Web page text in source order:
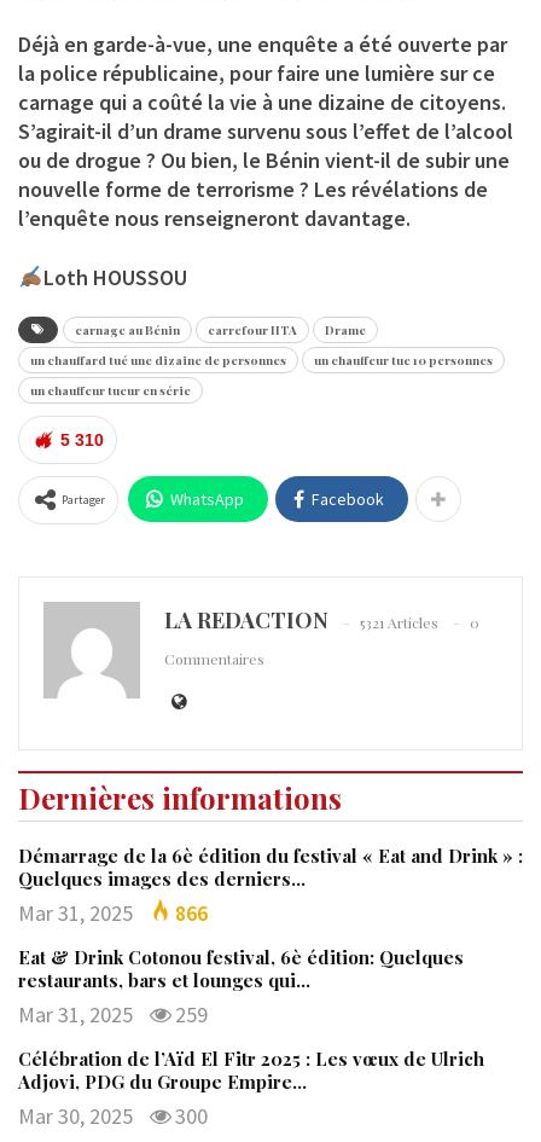
Déjà en garde-à-vue, une enquête a été ouverte par
la police républicaine, pour faire une lumière sur ce
carnage qui a coûté la vie à une dizaine de citoyens.
S’agirait-il d’un drame survenu sous l’effet de l’alcool
ou de drogue ? Ou bien, le Bénin vient-il de subir une
nouvelle forme de terrorisme ? Les révélations de
l’enquête nous renseigneront davantage.
Loth HOUSSOU
carnage au Bénin carrefour IITA
Drame
un chauffard tué une dizaine de personnes
un chauffeur tue 10 personnes
un chauffeur tueur en série
5 310
Partager WhatsApp Facebook
LA REDACTION 5321 Articles
0
Commentaires
Dernières informations
Démarrage de la 6è édition du festival « Eat and Drink » :
Quelques images des derniers…
Mar 31, 2025 866
Eat & Drink Cotonou festival, 6è édition: Quelques
restaurants, bars et lounges qui…
Mar 31, 2025 259
Célébration de l’Aïd El Fitr 2025 : Les vœux de Ulrich
Adjovi, PDG du Groupe Empire…
Mar 30, 2025 300